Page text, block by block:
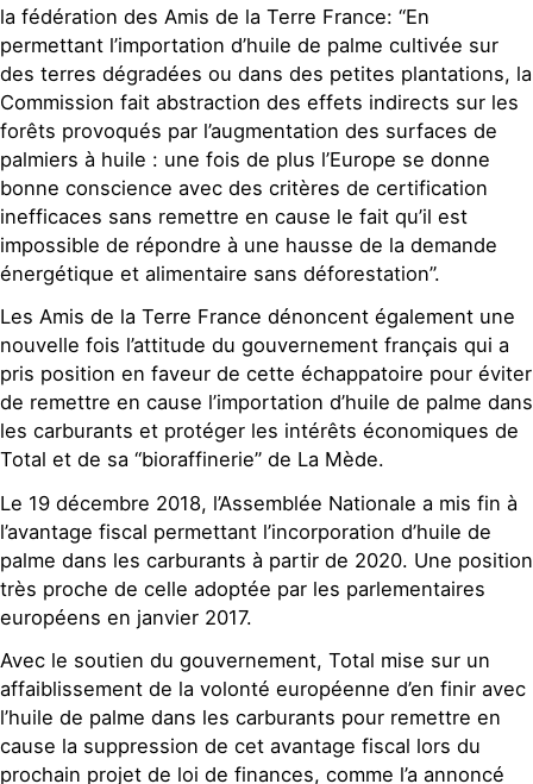
la fédération des Amis de la Terre France: “En
permettant l’importation d’huile de palme cultivée sur
des terres dégradées ou dans des petites plantations, la
Commission fait abstraction des effets indirects sur les
forêts provoqués par l’augmentation des surfaces de
palmiers à huile : une fois de plus l’Europe se donne
bonne conscience avec des critères de certification
inefficaces sans remettre en cause le fait qu’il est
impossible de répondre à une hausse de la demande
énergétique et alimentaire sans déforestation”.
Les Amis de la Terre France dénoncent également une
nouvelle fois l’attitude du gouvernement français qui a
pris position en faveur de cette échappatoire pour éviter
de remettre en cause l’importation d’huile de palme dans
les carburants et protéger les intérêts économiques de
Total et de sa “bioraffinerie” de La Mède.
Le 19 décembre 2018, l’Assemblée Nationale a mis fin à
l’avantage fiscal permettant l’incorporation d’huile de
palme dans les carburants à partir de 2020. Une position
très proche de celle adoptée par les parlementaires
européens en janvier 2017.
Avec le soutien du gouvernement, Total mise sur un
affaiblissement de la volonté européenne d’en finir avec
l’huile de palme dans les carburants pour remettre en
cause la suppression de cet avantage fiscal lors du
prochain projet de loi de finances, comme l’a annoncé